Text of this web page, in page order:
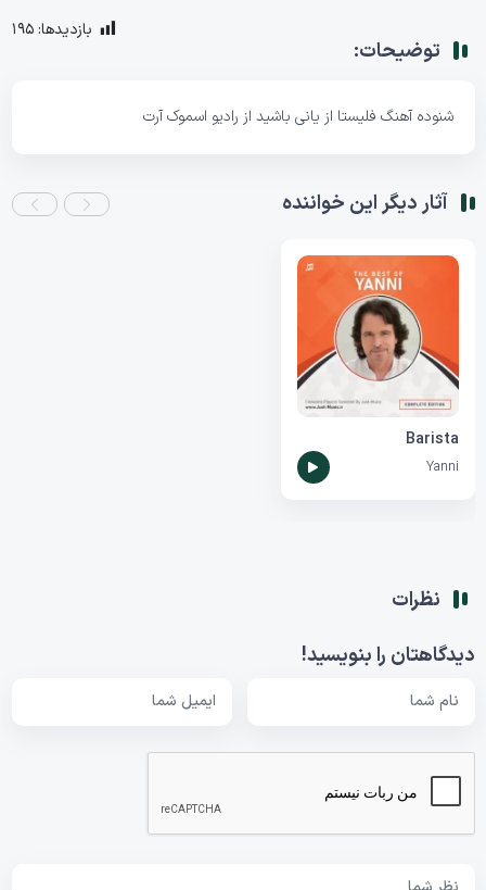
توضیحات:
بازدیدها: 195
شنوده آهنگ فلیستا از یانی باشید از رادیو اسموک آرت
آثار دیگر این خواننده
Barista
Yanni
نظرات
دیدگاهتان را بنویسید!